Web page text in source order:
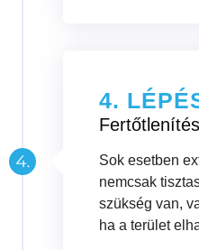
4.
Sok esetben
nemcsak
szükség van,
ha a terület